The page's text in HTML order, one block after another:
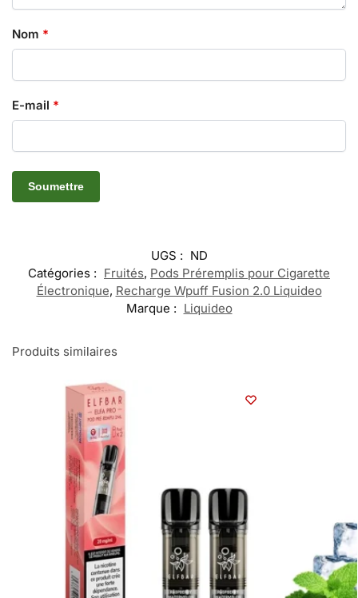
Nom *
E-mail *
UGS : ND
Catégories : Fruités, Pods Préremplis pour Cigarette
Électronique, Recharge Wpuff Fusion 2.0 Liquideo
Marque : Liquideo
Produits similaires